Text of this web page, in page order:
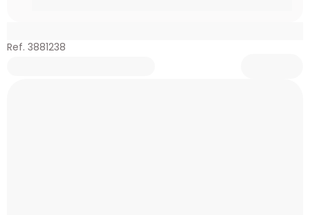
Ref. 3881238